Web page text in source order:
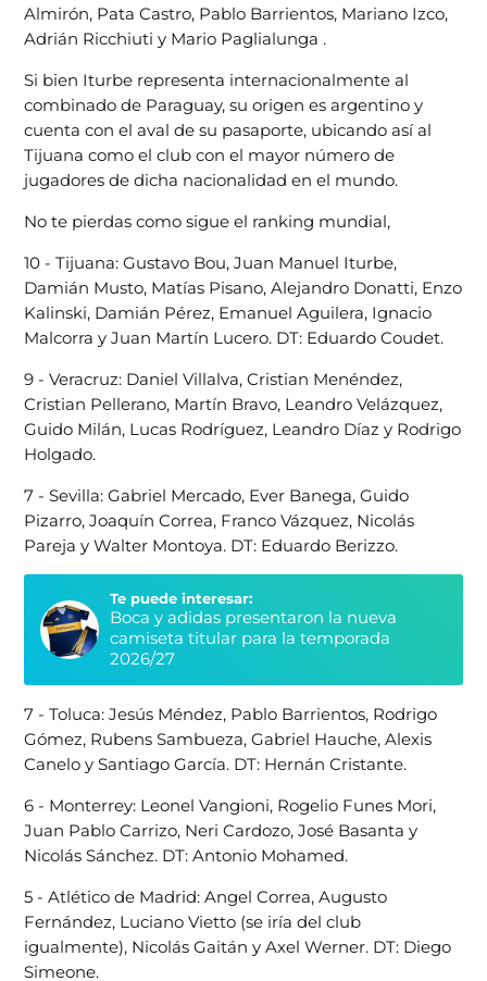
Almirón, Pata Castro, Pablo Barrientos, Mariano Izco,
Adrián Ricchiuti y Mario Paglialunga .
Si bien Iturbe representa internacionalmente al
combinado de Paraguay, su origen es argentino y
cuenta con el aval de su pasaporte, ubicando así al
Tijuana como el club con el mayor número de
jugadores de dicha nacionalidad en el mundo.
No te pierdas como sigue el ranking mundial,
10 - Tijuana: Gustavo Bou, Juan Manuel Iturbe,
Damián Musto, Matías Pisano, Alejandro Donatti, Enzo
Kalinski, Damián Pérez, Emanuel Aguilera, Ignacio
Malcorra y Juan Martín Lucero. DT: Eduardo Coudet.
9 - Veracruz: Daniel Villalva, Cristian Menéndez,
Cristian Pellerano, Martín Bravo, Leandro Velázquez,
Guido Milán, Lucas Rodríguez, Leandro Díaz y Rodrigo
Holgado.
7 - Sevilla: Gabriel Mercado, Ever Banega, Guido
Pizarro, Joaquín Correa, Franco Vázquez, Nicolás
Pareja y Walter Montoya. DT: Eduardo Berizzo.
Te puede interesar:
Boca y adidas presentaron la nueva
camiseta titular para la temporada
2026/27
7 - Toluca: Jesús Méndez, Pablo Barrientos, Rodrigo
Gómez, Rubens Sambueza, Gabriel Hauche, Alexis
Canelo y Santiago García. DT: Hernán Cristante.
6 - Monterrey: Leonel Vangioni, Rogelio Funes Mori,
Juan Pablo Carrizo, Neri Cardozo, José Basanta y
Nicolás Sánchez. DT: Antonio Mohamed.
5 - Atlético de Madrid: Angel Correa, Augusto
Fernández, Luciano Vietto (se iría del club
igualmente), Nicolás Gaitán y Axel Werner. DT: Diego
Simeone.